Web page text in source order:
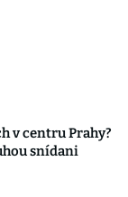
v centru Prahy?
snídani